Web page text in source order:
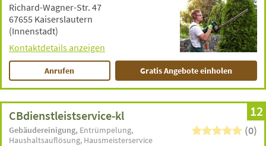
Richard-Wagner-Str. 47
67655 Kaiserslautern
(Innenstadt)
Kontaktdetails anzeigen
Anrufen Gratis Angebote einholen
12
CBdienstleistservice-kl
Gebäudereinigung Entrümpelung
Haushaltsauflösung Hausmeisterservice
(0)